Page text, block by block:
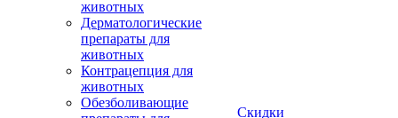
животных
Дерматологические
препараты для
животных
Контрацепция для
животных
Обезболивающие
Скидки